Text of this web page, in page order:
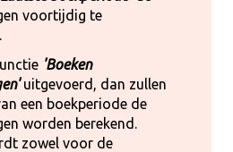
voortijdig te
'Boeken
uitgevoerd, dan zullen
een boekperiode de
worden berekend.
zowel voor de